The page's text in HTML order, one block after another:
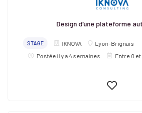
Design d’une plateforme
STAGE IKNOVA
Lyon-Brignais
Postée il y a 4 semaines
Entre 0